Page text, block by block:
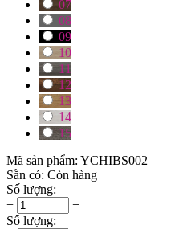
07
08
09
10
11
12
13
14
15
Mã sản phẩm: YCHIBS002
Sẵn có: Còn hàng
Số lượng:
+
−
Số lượng: